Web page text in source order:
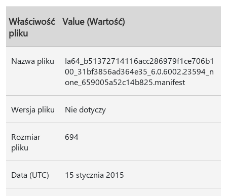
Właściwość
pliku
Value (Wartość)
Nazwa pliku
Ia64_b51372714116acc286979f1ce706b1
00_31bf3856ad364e35_6.0.6002.23594_n
one_659005a52c14b825.manifest
Wersja pliku Nie dotyczy
Rozmiar
pliku
694
Data (UTC) 15 stycznia 2015